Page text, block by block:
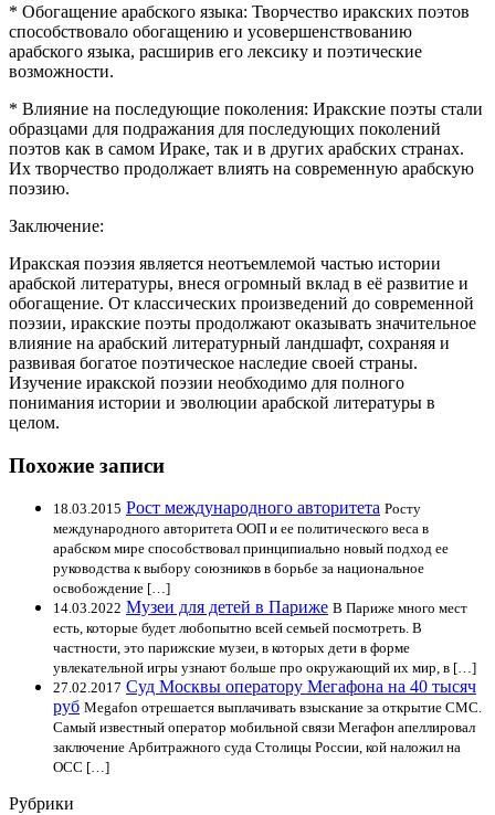
* Обогащение арабского языка: Творчество иракских поэтов
способствовало обогащению и усовершенствованию
арабского языка, расширив его лексику и поэтические
возможности.
* Влияние на последующие поколения: Иракские поэты стали
образцами для подражания для последующих поколений
поэтов как в самом Ираке, так и в других арабских странах.
Их творчество продолжает влиять на современную арабскую
поэзию.
Заключение:
Иракская поэзия является неотъемлемой частью истории
арабской литературы, внеся огромный вклад в её развитие и
обогащение. От классических произведений до современной
поэзии, иракские поэты продолжают оказывать значительное
влияние на арабский литературный ландшафт, сохраняя и
развивая богатое поэтическое наследие своей страны.
Изучение иракской поэзии необходимо для полного
понимания истории и эволюции арабской литературы в
целом.
Похожие записи
18.03.2015 Рост международного авторитета Росту
международного авторитета ООП и ее политического веса в
арабском мире способствовал принципиально новый подход ее
руководства к выбору союзников в борьбе за национальное
освобождение […]
14.03.2022 Музеи для детей в Париже В Париже много мест
есть, которые будет любопытно всей семьей посмотреть. В
частности, это парижские музеи, в которых дети в форме
увлекательной игры узнают больше про окружающий их мир, в […]
27.02.2017 Суд Москвы оператору Мегафона на 40 тысяч
руб Megafon отрешается выплачивать взыскание за открытие СМС.
Самый известный оператор мобильной связи Мегафон апеллировал
заключение Арбитражного суда Столицы России, кой наложил на
ОСС […]
Рубрики